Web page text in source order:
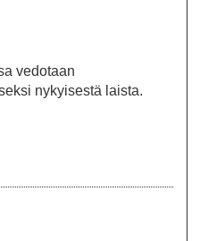
vedotaan
nykyisestä laista.